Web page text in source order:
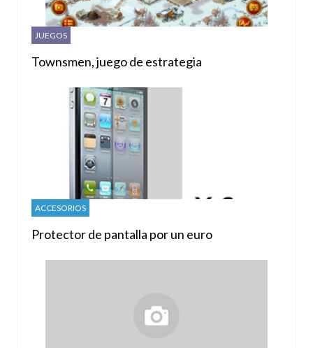
JUEGOS
Townsmen, juego de estrategia
ACCESORIOS
Protector de pantalla por un euro